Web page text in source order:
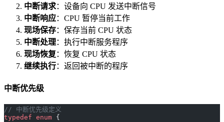
中断请求：设备向 CPU 发送中断信号
中断响应：CPU 暂停当前工作
现场保存：保存当前 CPU 状态
中断处理：执行中断服务程序
现场恢复 ：恢复 CPU 状态
继续执行：返回被中断的程序
中断优先级
// 中断优先级定义
typedef enum {